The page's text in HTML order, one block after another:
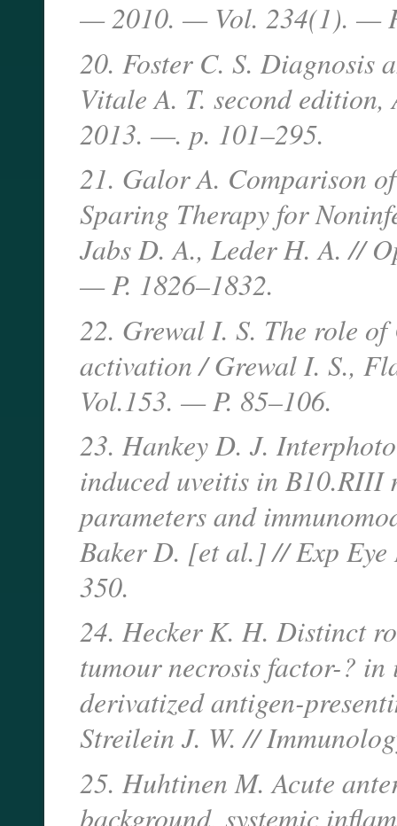
— 2010. — Vol. 234(1). —
20. Foster C. S. Diagnosis
Vitale A. T. second
2013. —. p. 101–295.
21. Galor A. Comparison
Sparing Therapy for
Jabs D. A., Leder H. A. //
— P. 1826–1832.
22. Grewal I. S. The role
activation / Grewal I. S.,
Vol.153. — P. 85–106.
23. Hankey D. J.
induced uveitis in B10.RIII
parameters and
Baker D. [et al.] // Exp
350.
24. Hecker K. H. Distinct
tumour necrosis factor-?
derivatized antigen-
Streilein J. W. //
25. Huhtinen M. Acute
background, systemic